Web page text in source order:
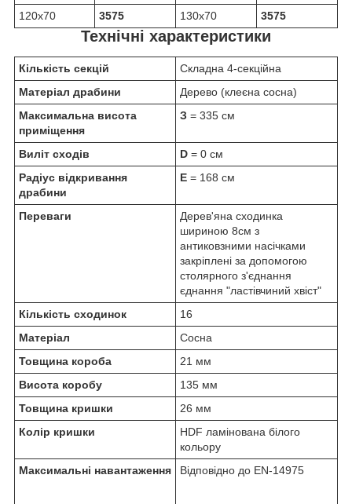
120х70
3575 130х70 3575
Технічні характеристики
Кількість секцій
Складна 4-секційна
Матеріал драбини
Дерево (клеєна сосна)
Максимальна висота
приміщення
З = 335 см
Виліт сходів D = 0 см
Радіус відкривання
драбини
E = 168 см
Переваги
Дерев'яна сходинка
шириною 8см з
антиковзними насічками
закріплені за допомогою
столярного з'єднання
єднання "ластівчиний хвіст"
Кількість сходинок
16
Матеріал
Сосна
Товщина короба
21 мм
Висота коробу
135 мм
Товщина кришки
26 мм
Колір кришки
HDF ламінована білого
кольору
Максимальні навантаження
Відповідно до EN-14975